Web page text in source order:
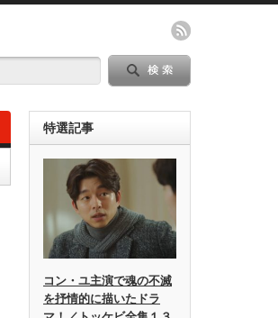
特選記事
コン・ユ主演で魂の不滅
を抒情的に描いたドラ